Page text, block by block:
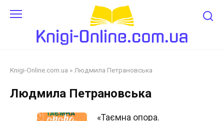
Knigi-Online.com.ua » Людмила Петрановська
Людмила Петрановська
«Таємна опора.